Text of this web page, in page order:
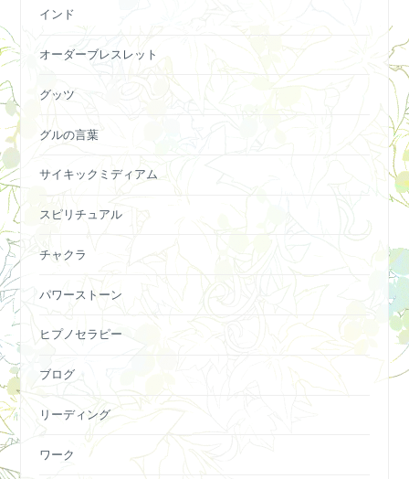
インド
オーダーブレスレット
グッツ
グルの言葉
サイキックミディアム
スピリチュアル
チャクラ
パワーストーン
ヒプノセラピー
ブログ
リーディング
ワーク